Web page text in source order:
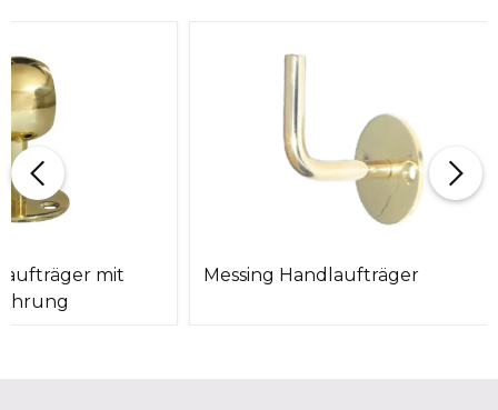
mit
Messing Handlaufträger